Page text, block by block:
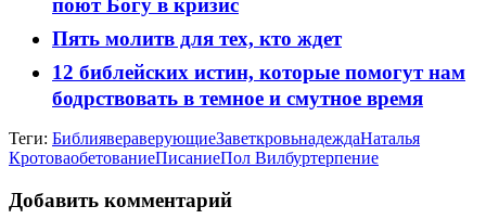
поют Богу в кризис
Пять молитв для тех, кто ждет
12 библейских истин, которые помогут нам
бодрствовать в темное и смутное время
Теги: БиблиявераверующиеЗаветкровьнадеждаНаталья
КротоваобетованиеПисаниеПол Вилбуртерпение
Добавить комментарий